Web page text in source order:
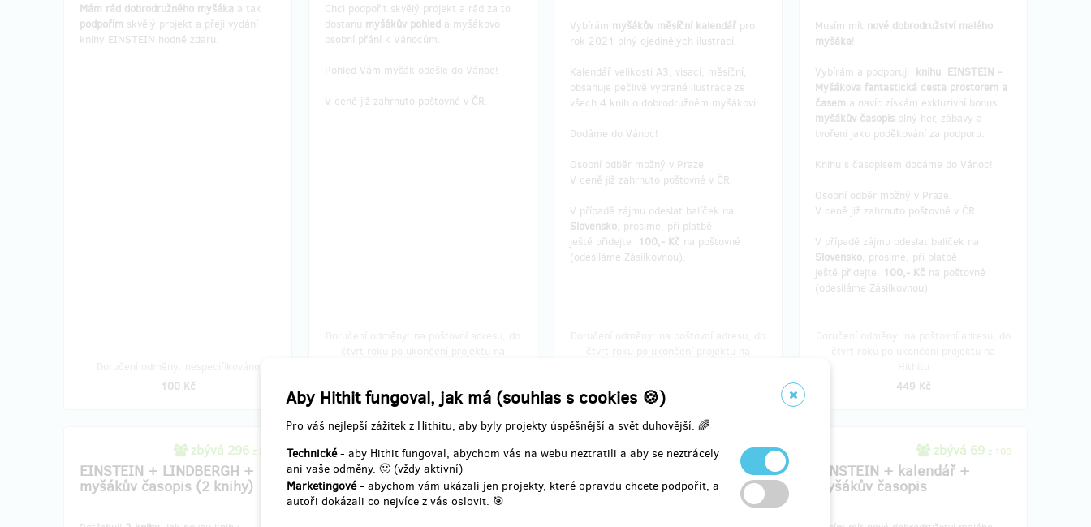
Aby Hithit fungoval, jak má (souhlas s cookies 🍪)
Pro váš nejlepší zážitek z Hithitu, aby byly projekty úspěšnější a svět duhovější. 🌈
Technické- aby Hithit fungoval, abychom vás na webu neztratili a aby se neztrácely
ani vaše odměny. 🙂 (vždy aktivní)
Marketingové- abychom vám ukázali jen projekty, které opravdu chcete podpořit, a
autoři dokázali co nejvíce z vás oslovit. 🎯
Mám rád dobrodružného myšáka a tak
podpořím skvělý projekt a přeji vydání
knihy EINSTEIN hodně zdaru.
Doručení odměny: nespecifikováno
100 Kč
Chci podpořit skvělý projekt a rád za to
dostanu myšákův pohled a myšákovo
osobní přání k Vánocům.
Pohled Vám myšák odešle do Vánoc!
V ceně již zahrnuto poštovné v ČR.
Vybírám myšákův měsíční kalendář pro
rok 2021 plný ojedinělých ilustrací.
Kalendář velikosti A3, visací, měsíční,
obsahuje pečlivě vybrané ilustrace ze
všech 4 knih o dobrodružném myšákovi.
Dodáme do Vánoc!
Osobní odběr možný v Praze.
V ceně již zahrnuto poštovné v ČR.
V případě zájmu odeslat balíček na
Slovensko, prosíme, při platbě
ještě přidejte
100,- Kč na poštovné
(odesíláme Zásilkovnou).
Musím mít nové dobrodružství malého
myšáka!
Vybírám a podporuji knihu EINSTEIN -
Myšákova fantastická cesta prostorem a
časem a navíc získám exkluzivní bonus
myšákův časopis plný her, zábavy a
tvoření jako poděkování za podporu.
Knihu s časopisem dodáme do Vánoc!
Osobní odběr možný v Praze.
V ceně již zahrnuto poštovné v ČR.
V případě zájmu odeslat balíček na
Slovensko, prosíme, při platbě
ještě přidejte
100,- Kč na poštovné
(odesíláme Zásilkovnou).
449 Kč
zbývá 296 z 300
EINSTEIN + LINDBERGH +
myšákův časopis (2 knihy)
zbývá 36 z 50
EINSTEIN + ARMSTRONG +
myšákův časopis (2 knihy)
zbývá 268z 300
myšákův časopis (2 knihy)
zbývá 69 z 100
EINSTEIN + kalendář +
myšákův časopis